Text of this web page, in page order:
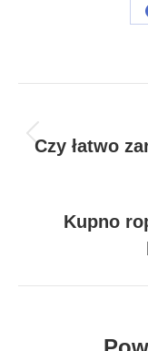
Czy łatwo
Kupno